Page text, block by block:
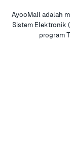
AyooMall adalah
Sistem Elektronik
program